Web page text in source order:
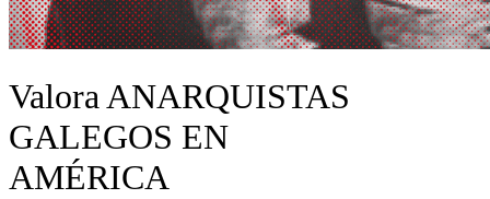
Valora ANARQUISTAS
GALEGOS EN
AMÉRICA